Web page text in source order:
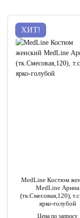
ХИТ!
MedLine Костюм
MedLine Арина
(тк.Смесовая,120),
ярко-голубой
Цена по запросу